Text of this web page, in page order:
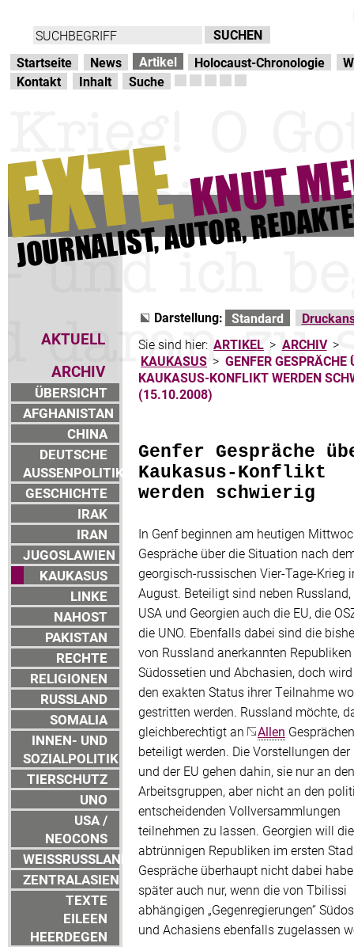
Startseite News Artikel Holocaust-Chronologie
Kontakt
Inhalt Suche
AKTUELL
ARCHIV
ÜBERSICHT
AFGHANISTAN
CHINA
DEUTSCHE
AUSSENPOLITIK
GESCHICHTE
IRAK
IRAN
JUGOSLAWIEN
KAUKASUS
LINKE
NAHOST
PAKISTAN
RECHTE
RELIGIONEN
RUSSLAND
SOMALIA
INNEN- UND
SOZIALPOLITIK
TIERSCHUTZ
UNO
USA /
NEOCONS
WEISSRUSSLAND
ZENTRALASIEN
TEXTE
EILEEN
HEERDEGEN
Darstellung: Standard
Sie sind hier: ARTIKEL > ARCHIV >
KAUKASUS > GENFER GESPRÄCHE
KAUKASUS-KONFLIKT WERDEN
(15.10.2008)
Genfer Gespräche
Kaukasus-Konflikt
werden schwierig
In Genf beginnen am heutigen
Gespräche über die Situation nach
georgisch-russischen Vier-Tage-Krieg
August. Beteiligt sind neben Russland,
USA und Georgien auch die EU, die
die UNO. Ebenfalls dabei sind die
von Russland anerkannten Republiken
Südossetien und Abchasien, doch
den exakten Status ihrer Teilnahme
gestritten werden. Russland möchte,
gleichberechtigt an
Allen Gesprächen
beteiligt werden. Die Vorstellungen der
und der EU gehen dahin, sie nur an den
Arbeitsgruppen, aber nicht an den
entscheidenden Vollversammlungen
teilnehmen zu lassen. Georgien will
abtrünnigen Republiken im ersten
Gespräche überhaupt nicht dabei
später auch nur, wenn die von Tbilissi
abhängigen „Gegenregierungen“
und Achasiens ebenfalls zugelassen